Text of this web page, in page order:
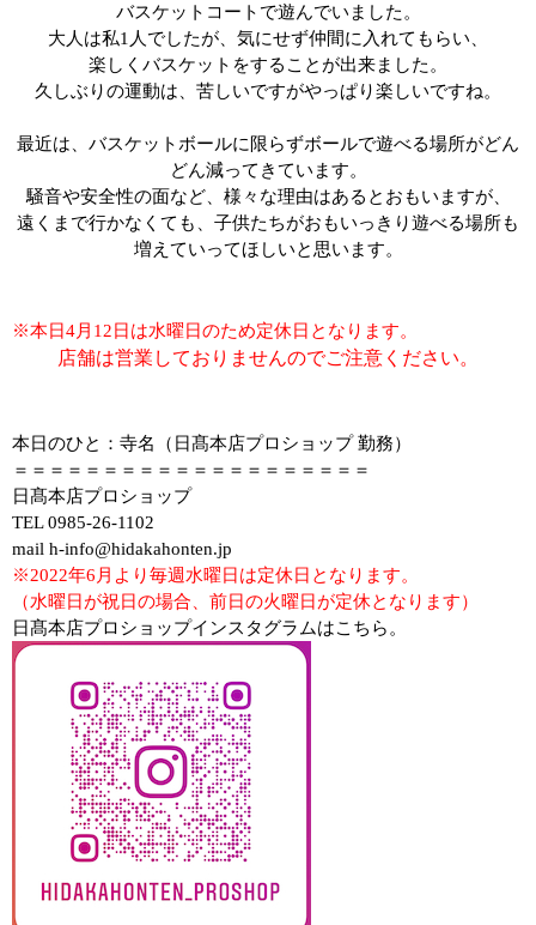
バスケットコートで遊んでいました。
大人は私1 人でしたが、気にせず仲間に入れてもらい、
楽しくバスケットをすることが出来ました。
久しぶりの運動は、苦しいですがやっぱり楽しいですね。
最近は、バスケットボールに限らずボールで遊べる場所がどん
どん減ってきています。
騒音や安全性の面など、様々な理由はあるとおもいますが、
遠くまで行かなくても、子供たちがおもいっきり遊べる場所も
増えていってほしいと思います。
※本日4月12日は水曜日のため定休日となります。
店舗は営業しておりませんのでご注意ください。
本日のひと：寺名（日髙本店プロショップ 勤務）
＝＝＝＝＝＝＝＝＝＝＝＝＝＝＝＝＝＝＝＝
日髙本店プロショップ
TEL 0985-26-1102
mail h-info@hidakahonten.jp
※2022年6月より毎週水曜日は定休日となります。
（水曜日が祝日の場合、前日の火曜日が定休となります）
日髙本店プロショップインスタグラムはこちら。